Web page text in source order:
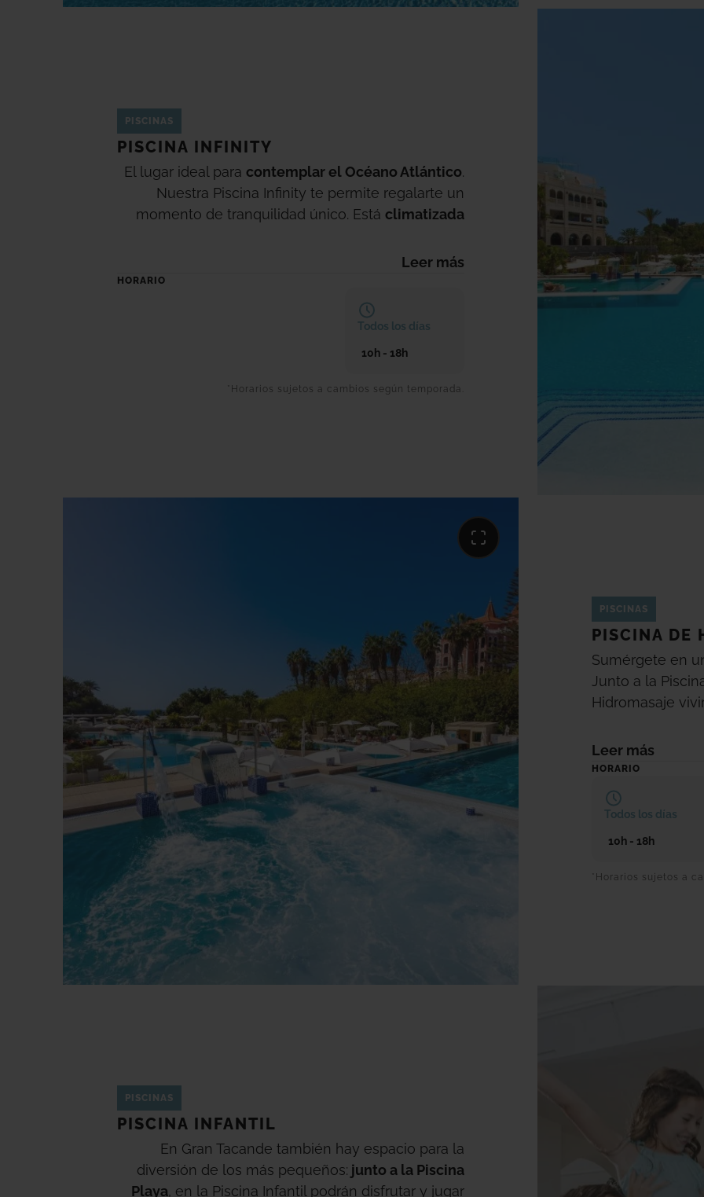
PISCINAS
PISCINA INFINITY
El lugar ideal para contemplar el Océano Atlántico.
Nuestra Piscina Infinity te permite regalarte un
momento de tranquilidad único. Está climatizada
Leer más
HORARIO
Todos los días
10h - 18h
*Horarios sujetos a cambios según temporada.
PISCINAS
PISCINA DE
Sumérgete en
Junto a la
Hidromasaje
climatizada
Leer más
HORARIO
Todos los días
10h - 18h
*Horarios sujetos a
PISCINAS
PISCINA INFANTIL
En Gran Tacande también hay espacio para la
diversión de los más pequeños: junto a la Piscina
Playa, en la Piscina Infantil podrán disfrutar y jugar